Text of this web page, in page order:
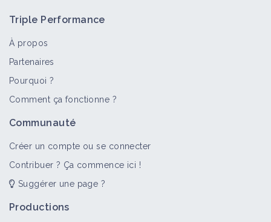
Noctuelles
Triple Performance
À propos
Partenaires
Pourquoi ?
Comment ça fonctionne ?
Communauté
Créer un compte ou se connecter
Contribuer ? Ça commence ici !
Suggérer une page ?
Productions